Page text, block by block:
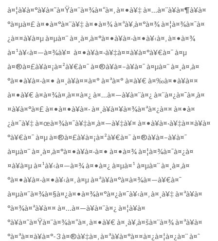
à¤¦à¥à¤°à¥à¤˜à¤Ÿà¤¨à¤¾à¤“à¤‚ à¤•à¥‡ à¤…à¤¨à¥à¤¶à¥à¤
°à¤µà¤£ à¤•à¤°à¤¨à¥‡ à¤•à¤¾ à¤ªà¥‚à¤°à¤¾ à¤¦à¤¾à¤¯à¤
¿à¤¤à¥à¤µ à¤µà¤¨ à¤¸à¤‚à¤°à¤•à¥à¤·à¤•à¥‹à¤‚ à¤•à¤¾
à¤¹à¥‹à¤—à¤¾à¥¤ à¤•à¥à¤·à¥‡à¤¤à¥à¤°à¥€à¤¯ à¤µ
à¤®à¤£à¥à¤¡à¤²à¥€à¤¯ à¤®à¥à¤–à¥à¤¯ à¤µà¤¨ à¤¸à¤‚à¤
°à¤•à¥à¤·à¤• à¤¸à¥à¤¤à¤° à¤ªà¤° à¤­à¥€ à¤‰à¤•à¥à¤¤
à¤•à¥€ à¤­à¤¾à¤‚à¤¤à¤¿ à¤…à¤—à¥à¤¨à¤¿ à¤¨à¤¿à¤¯à¤‚à¤
¤à¥à¤°à¤£ à¤•à¤•à¥à¤· à¤¸à¥à¤¥à¤¾à¤ªà¤¿à¤¤ à¤•à¤
¿à¤¯à¥‡ à¤œà¤¾à¤¯à¥‡à¤‚à¤—à¥‡à¥¤ à¤•à¥à¤·à¥‡à¤¤à¥à¤
°à¥€à¤¯ à¤µ à¤®à¤£à¥à¤¡à¤²à¥€à¤¯ à¤®à¥à¤–à¥à¤¯
à¤µà¤¨ à¤¸à¤‚à¤°à¤•à¥à¤·à¤• à¤•à¤¾ à¤¦à¤¾à¤¯à¤¿à¤
¤à¥à¤µ à¤¹à¥‹à¤—à¤¾ à¤•à¤¿ à¤µà¤¹ à¤µà¤¨ à¤¸à¤‚à¤
°à¤•à¥à¤·à¤•à¥‹à¤‚ à¤µ à¤ªà¥à¤°à¤­à¤¾à¤—à¥€à¤¯
à¤µà¤¨à¤¾à¤§à¤¿à¤•à¤¾à¤°à¤¿à¤¯à¥‹à¤‚ à¤¸à¥‡ à¤ªà¥à¤
°à¤¾à¤ªà¥à¤¤ à¤…à¤—à¥à¤¨à¤¿ à¤¦à¥à¤
°à¥à¤˜à¤Ÿà¤¨à¤¾à¤“à¤‚ à¤•à¥€ à¤¸à¥‚à¤šà¤¨à¤¾ à¤ªà¥à¤
°à¤ªà¤¤à¥à¤°-3 à¤®à¥‡à¤‚ à¤ªà¥à¤°à¤¤à¤¿à¤¦à¤¿à¤¨ à¤ˆ